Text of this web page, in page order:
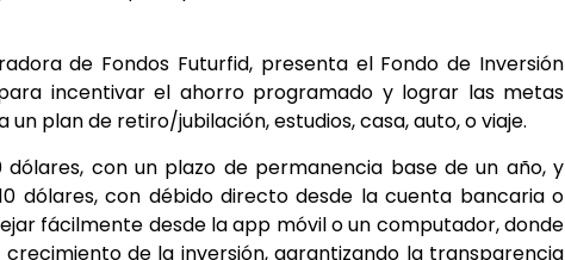
de Fondos Futurfid, presenta el Fondo de Inversión
para incentivar el ahorro programado y lograr las metas
plan de retiro/jubilación, estudios, casa, auto, o viaje.
con un plazo de permanencia base de un año, y
dólares, con débido directo desde la cuenta bancaria o
fácilmente desde la app móvil o un computador, donde
de la inversión, garantizando la transparencia